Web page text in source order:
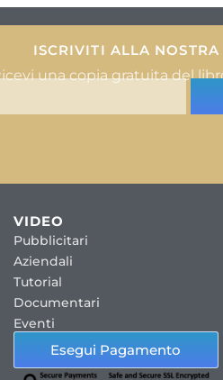
ISCRIVITI ALLA NOSTRA
una copia gratuita del
VIDEO
Pubblicitari
Aziendali
Tutorial
Documentari
Eventi
Esegui Pagamento